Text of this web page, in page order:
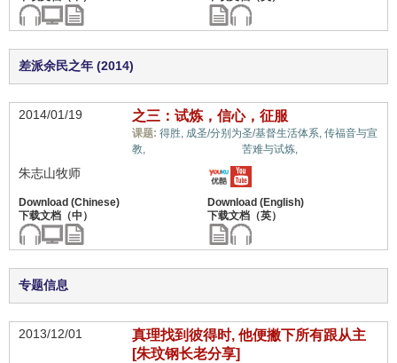
差派余民之年 (2014)
2014/01/19 之三：试炼，信心，征服
课题: 得胜, 成圣/分别为圣/基督生活体系, 传福音与宣
教,
苦难与试炼,
朱志山牧师
专题信息
2013/12/01
真理找到彼得时, 他便撇下所有跟从主
[朱玟钢长老分享]